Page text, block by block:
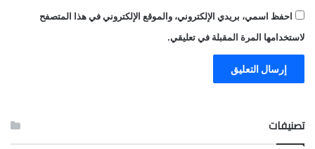
احفظ اسمي، بريدي الإلكتروني، والموقع الإلكتروني في هذا المتصفح
لاستخدامها المرة المقبلة في تعليقي.
تصنيفات